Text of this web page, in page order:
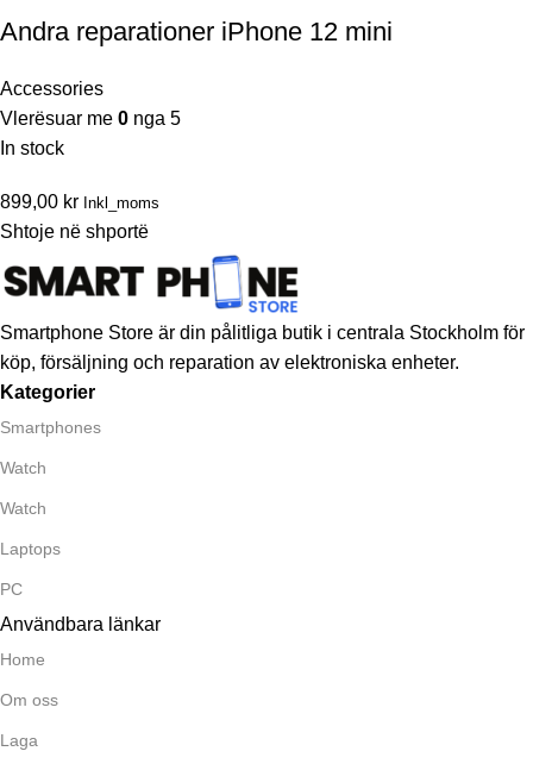
Andra reparationer iPhone 12 mini
Accessories
Vlerësuar me 0 nga 5
In stock
899,00 kr Inkl_moms
Shtoje në shportë
Smartphone Store är din pålitliga butik i centrala Stockholm för
köp, försäljning och reparation av elektroniska enheter.
Kategorier
Smartphones
Watch
Watch
Laptops
PC
Användbara länkar
Home
Om oss
Laga